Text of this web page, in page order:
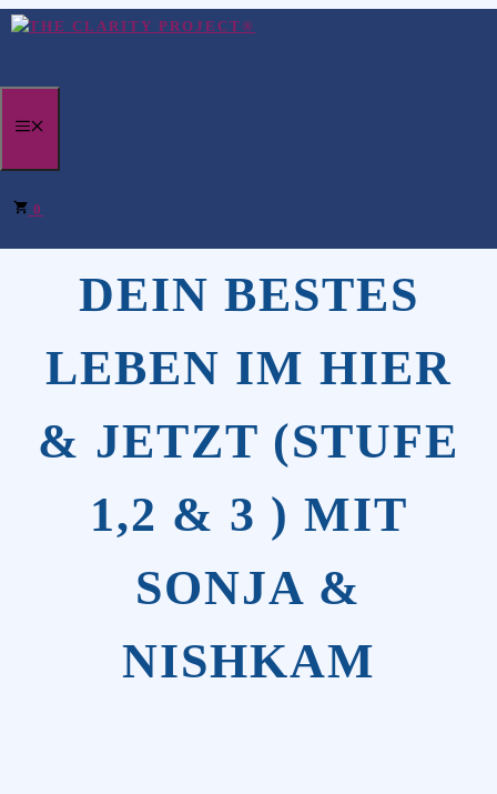
Zum
springen
0
DEIN BESTES
LEBEN IM HIER
& JETZT (STUFE
1,2 & 3 ) MIT
SONJA &
NISHKAM